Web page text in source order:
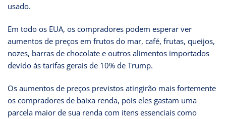
usado.
Em todo os EUA, os compradores podem esperar ver
aumentos de preços em frutos do mar, café, frutas, queijos,
nozes, barras de chocolate e outros alimentos importados
devido às tarifas gerais de 10% de Trump.
Os aumentos de preços previstos atingirão mais fortemente
os compradores de baixa renda, pois eles gastam uma
parcela maior de sua renda com itens essenciais como